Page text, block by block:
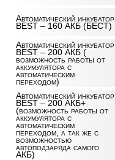
Автоматический инкубатор
BEST – 160 АКБ (БЕСТ)
Автоматический инкубатор
BEST – 200 АКБ (
возможность работы от
аккумулятора с
автоматическим
переходом)
Автоматический инкубатор
BEST – 200 АКБ+
(возможность работы от
аккумулятора с
автоматическим
переходом, а так же с
возможностью
автоподзаряда самого
АКБ)